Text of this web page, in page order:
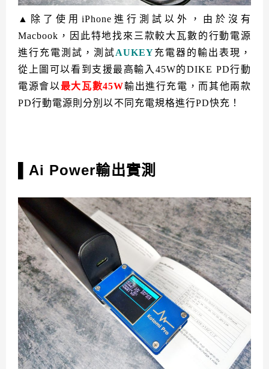
▲除了使用iPhone進行測試以外，由於沒有
Macbook，因此特地找來三款較大瓦數的行動電源
進行充電測試，測試AUKEY充電器的輸出表現，
從上圖可以看到支援最高輸入45W的DIKE PD行動
電源會以最大瓦數45W輸出進行充電，而其他兩款
PD行動電源則分別以不同充電規格進行PD快充！
▌Ai Power輸出實測